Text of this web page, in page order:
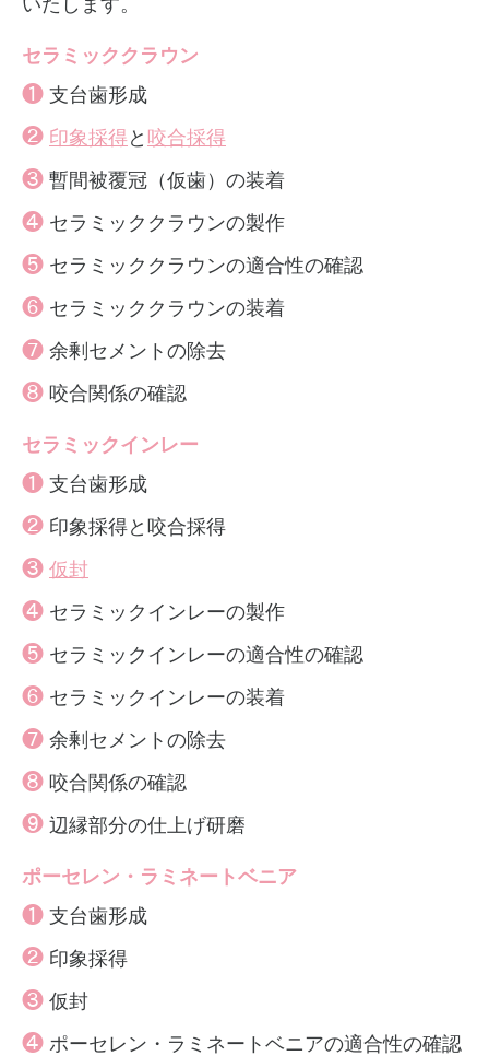
セラミッククラウン
❶ 支台歯形成
❷ 印象採得と 咬合採得
❸ 暫間被覆冠（仮歯）の装着
❹ セラミッククラウンの製作
❺ セラミッククラウンの適合性の確認
❻ セラミッククラウンの装着
❼ 余剰セメントの除去
❽ 咬合関係の確認
セラミックインレー
❶ 支台歯形成
❷ 印象採得と咬合採得
❸ 仮封
❹ セラミックインレーの製作
❺ セラミックインレーの適合性の確認
❻ セラミックインレーの装着
❼ 余剰セメントの除去
❽ 咬合関係の確認
❾ 辺縁部分の仕上げ研磨
ポーセレン・ラミネートベニア
❶ 支台歯形成
❷ 印象採得
❸ 仮封
❹ ポーセレン・ラミネートベニアの適合性の確認